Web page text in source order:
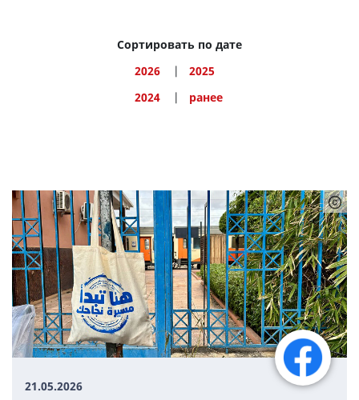
Полученный опыт (12) Правовые вопросы (3)
Процедура (4)
Сортировать по дате
2026
2025
2024
ранее
21.05.2026